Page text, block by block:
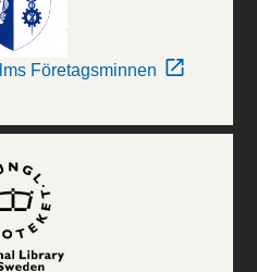
Företagsminnen